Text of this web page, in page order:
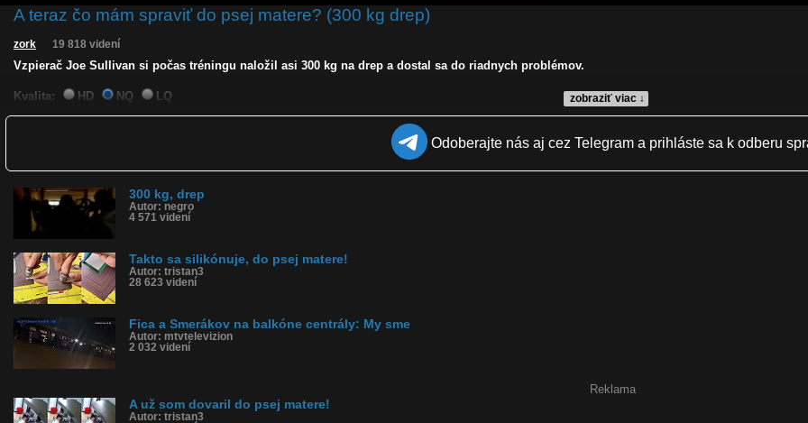
A teraz čo mám spraviť do psej matere? (300 kg drep)
zobraziť viac ↓
zork 19 818 videní
Vzpierač Joe Sullivan si počas tréningu naložil asi 300 kg na drep a dostal sa do riadnych problémov.
Kvalita: HD NQ
LQ
Dľžka: 0:42
Tagy: joe sullivan, vzpierač, drep, činka, preťažiť, závažie, rack, posilka, do psej matere, olympijská činka
História sledovanosti videa:
Odoberajte nás aj cez Telegram a prihláste sa k odberu
300 kg, drep
Autor: negro
4 571 videní
Takto sa silikónuje, do psej matere!
Autor: tristan3
28 623 videní
Fica a Smerákov na balkóne centrály: My sme
Autor: mtvtelevizion
2 032 videní
Reklama
A už som dovaril do psej matere!
Autor: tristan3